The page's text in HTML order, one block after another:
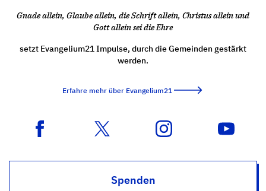
Gnade allein, Glaube allein, die Schrift allein, Christus allein und
Gott allein sei die Ehre
setzt Evangelium21 Impulse, durch die Gemeinden gestärkt
werden.
Erfahre mehr über Evangelium21
Spenden